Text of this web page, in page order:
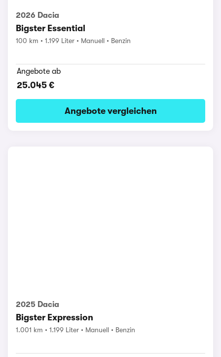
2026 Dacia
Bigster Essential
100 km 1.199 Liter Manuell Benzin
Angebote ab
25.045 €
Angebote vergleichen
2025 Dacia
Bigster Expression
1.001 km 1.199 Liter Manuell Benzin